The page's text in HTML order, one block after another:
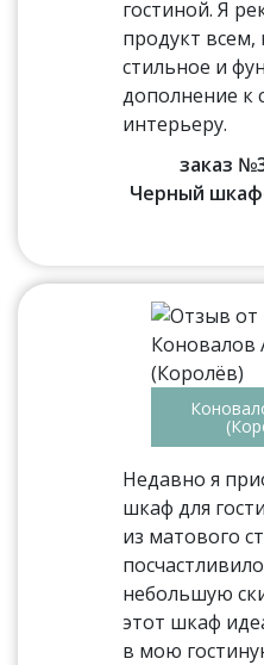
гостиной. Я
продукт
стильное и
дополнение к
интерьеру.
заказ
Черный
Недавно я
шкаф для
из матового
небольшую
этот шкаф
в мою